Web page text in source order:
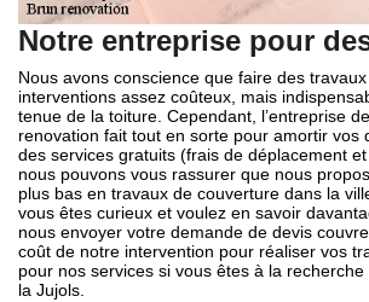
Notre entreprise pour
Nous avons conscience que faire des
interventions assez coûteux, mais
tenue de la toiture. Cependant, l’entreprise
renovation fait tout en sorte pour amortir vos
des services gratuits (frais de déplacement et
nous pouvons vous rassurer que nous
plus bas en travaux de couverture dans la
vous êtes curieux et voulez en savoir
nous envoyer votre demande de devis
coût de notre intervention pour réaliser vos
pour nos services si vous êtes à la recherche
la Jujols.